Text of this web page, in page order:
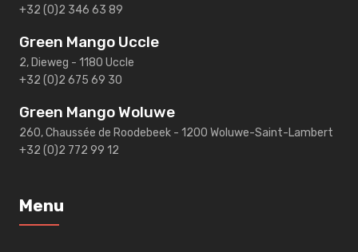
+32 (0)2 346 63 89
Green Mango Uccle
2, Dieweg - 1180 Uccle
+32 (0)2 675 69 30
Green Mango Woluwe
260, Chaussée de Roodebeek - 1200 Woluwe-Saint-Lambert
+32 (0)2 772 99 12
Menu